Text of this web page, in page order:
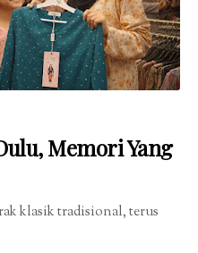
Memori Yang
klasik tradisional, terus